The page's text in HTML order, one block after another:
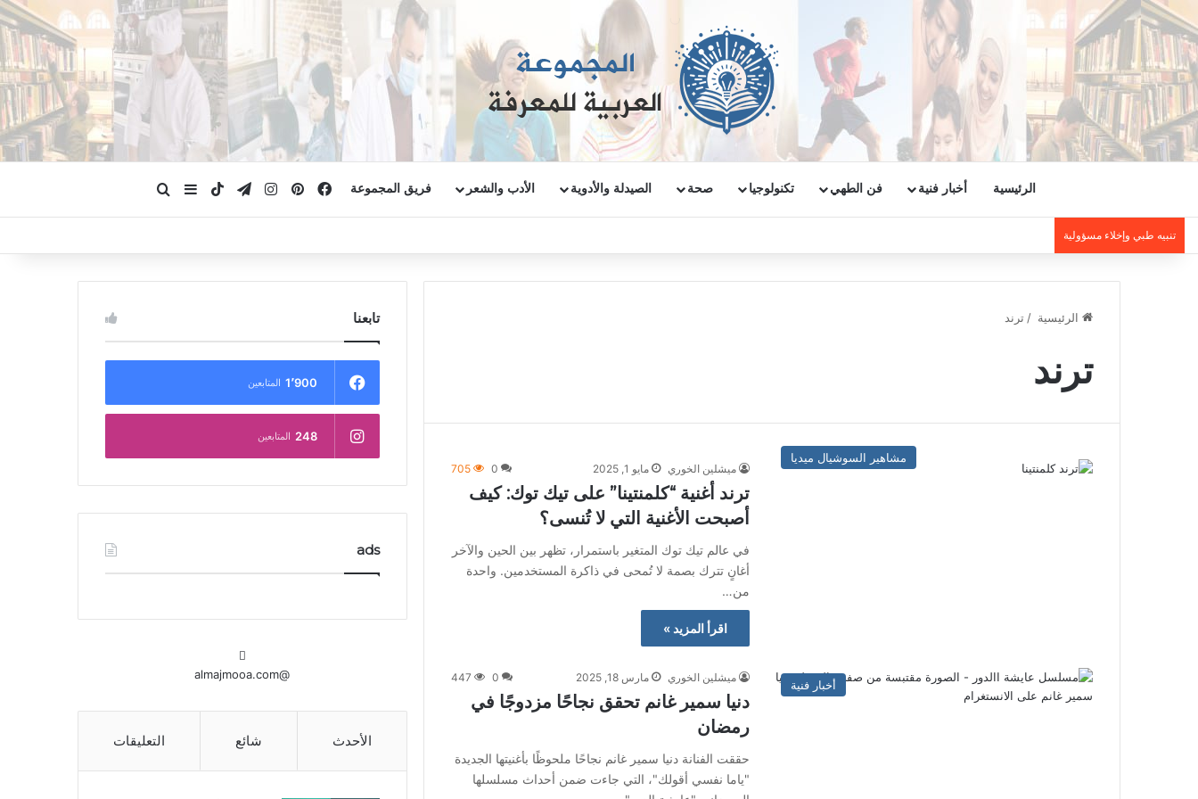
الرئيسية أخبار فنية فن الطهي تكنولوجيا صحة الصيدلة والأدوية الأدب والشعر فريق المجموعة فيسبوكبينتيريستانستقرامتيلقرام‫TikTokإضافة عمود جانبي
تنبيه طبي وإخلاء مسؤولية
الرئيسية / ترند
ترند
مشاهير السوشيال ميديا
ميشلين الخوري مايو 1, 2025 0
705
ترند أغنية “كلمنتينا” على تيك توك: كيف
أصبحت الأغنية التي لا تُنسى؟
في عالم تيك توك المتغير باستمرار، تظهر بين الحين والآخر
أغانٍ تترك بصمة لا تُمحى في ذاكرة المستخدمين. واحدة
من…
اقرأ المزيد »
أخبار فنية
ميشلين الخوري مارس 18, 2025 0
447
دنيا سمير غانم تحقق نجاحًا مزدوجًا في
رمضان
حققت الفنانة دنيا سمير غانم نجاحًا ملحوظًا بأغنيتها الجديدة
"ياما نفسي أقولك"، التي جاءت ضمن أحداث مسلسلها
تابعنا
1٬900 المتابعين
248 المتابعين
ads
@almajmooa.com
الأحدث شائع التعليقات